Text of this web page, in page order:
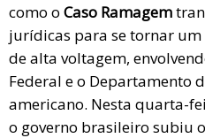
como o Caso Ramagem
jurídicas para se tornar
de alta voltagem,
Federal e o Departamento
americano. Nesta quarta-
o governo brasileiro subiu